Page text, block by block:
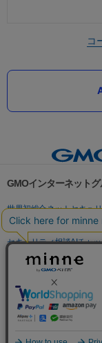
コ
GMOインターネット
世界初総合ネットセキュ
パスワード漏洩診断
セキュリティ相談AIチャ
実在証明・盗聴対策
サイバー攻撃対策（GMO
セキュリティ事業の軌跡